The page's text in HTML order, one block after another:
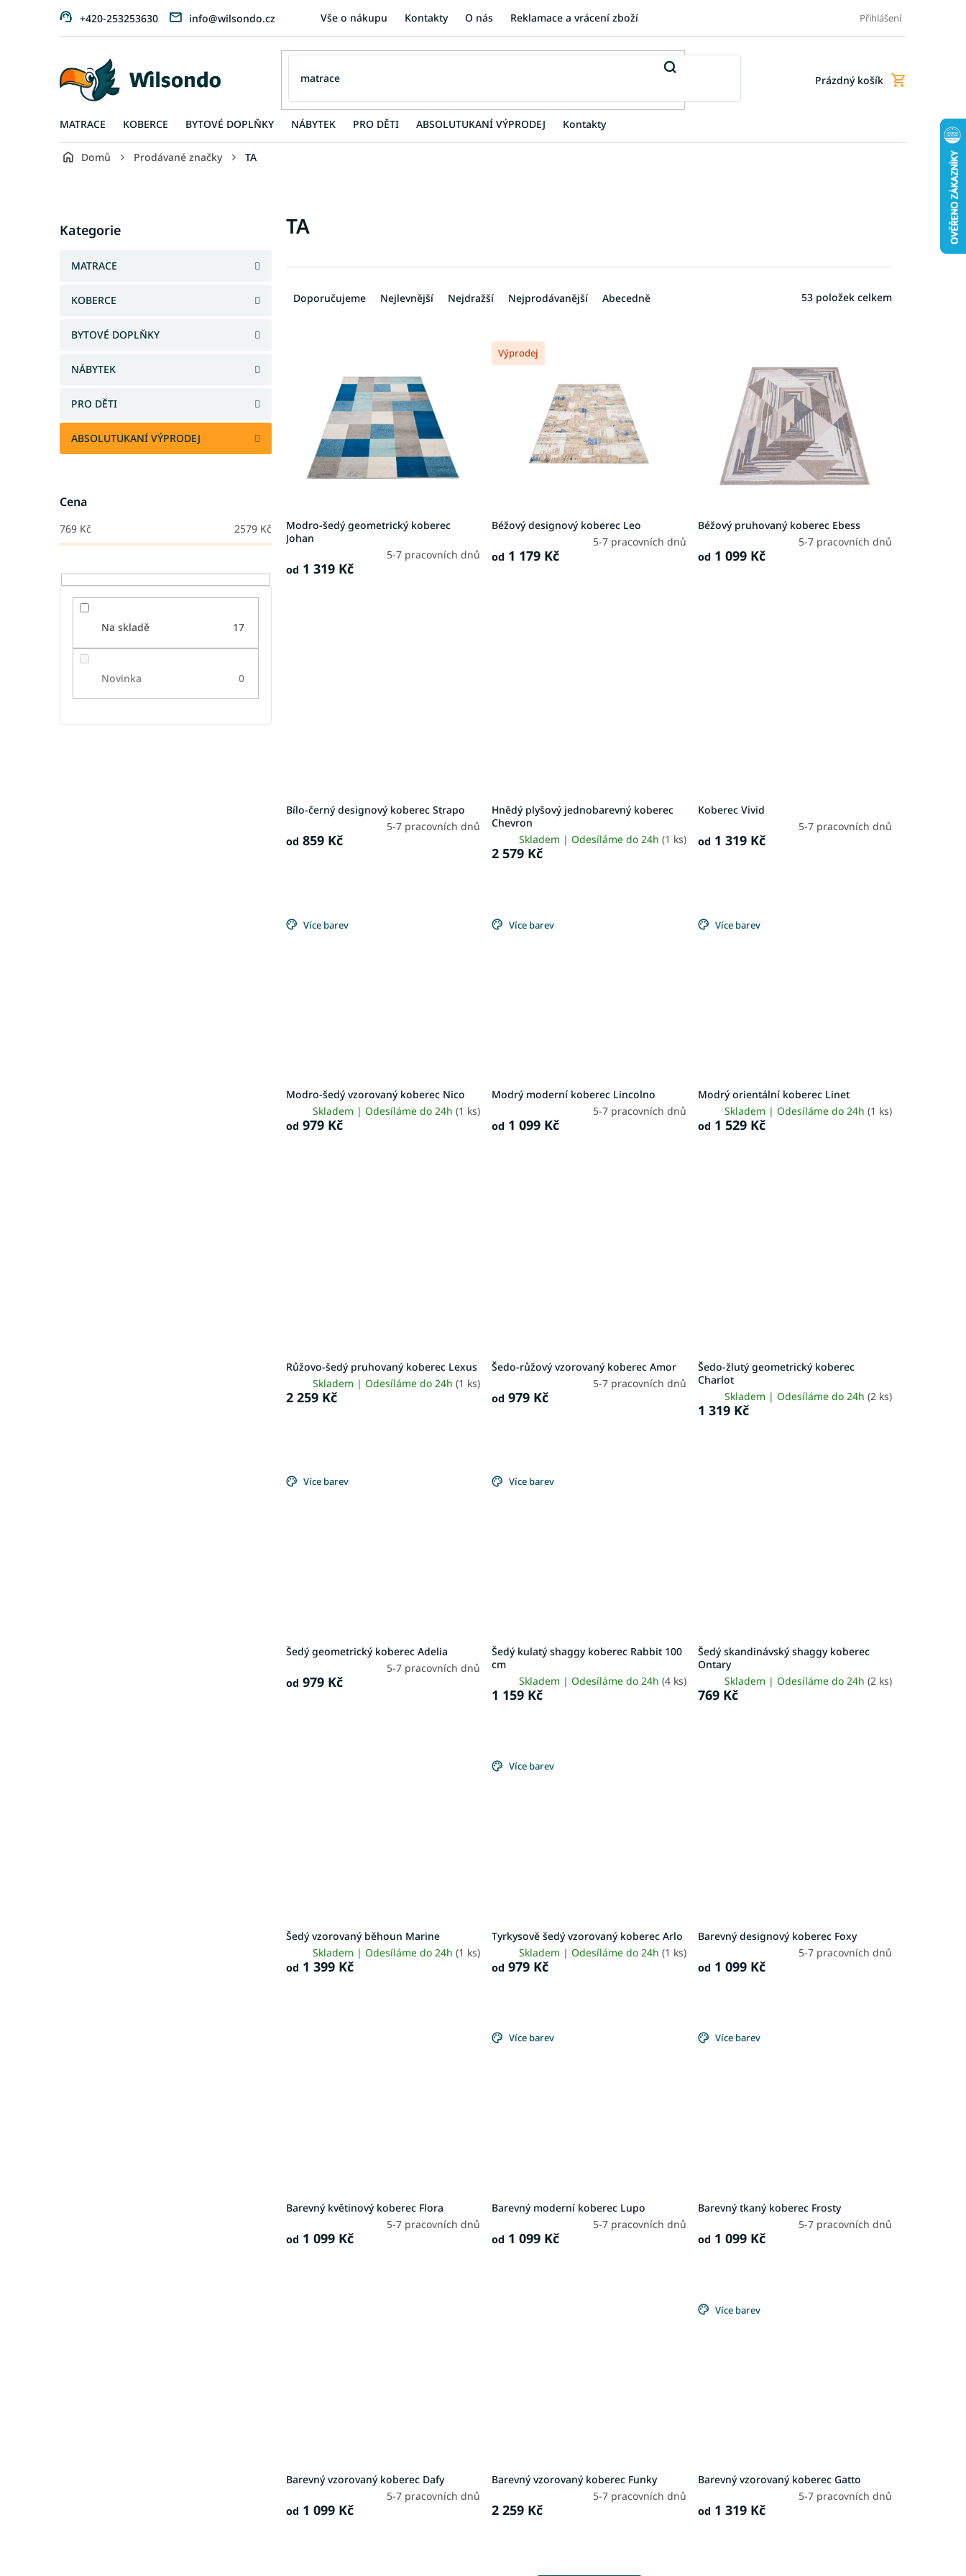
+420-253253630 info@wilsondo.cz Vše o nákupu Kontakty O nás Reklamace a vrácení zboží Obchodní podmínky
Přihlášení
Nákupní
Prázdný košík
MATRACE KOBERCE BYTOVÉ DOPLŇKY NÁBYTEK PRO DĚTI ABSOLUTUKANÍ VÝPRODEJ Kontakty
Domů Prodávané značky TA
t
r
kategorie
Kategorie
MATRACE
KOBERCE
BYTOVÉ DOPLŇKY
NÁBYTEK
PRO DĚTI
ABSOLUTUKANÍ VÝPRODEJ
Cena
769 Kč 2579 Kč
Na skladě 17
Novinka 0
TA
Doporučujeme Nejlevnější Nejdražší Nejprodávanější Abecedně 53 položek celkem
ů
Modro-šedý geometrický koberec
Johan
5-7 pracovních dnů
od 1 319 Kč
Výprodej
Béžový designový koberec Leo
5-7 pracovních dnů
od 1 179 Kč
Béžový pruhovaný koberec Ebess
5-7 pracovních dnů
od 1 099 Kč
Bílo-černý designový koberec Strapo
5-7 pracovních dnů
od 859 Kč
Hnědý plyšový jednobarevný koberec
Chevron
Skladem | Odesíláme do 24h (1 ks)
2 579 Kč
Koberec Vivid
5-7 pracovních dnů
od 1 319 Kč
Více barev
Modro-šedý vzorovaný koberec Nico
Skladem | Odesíláme do 24h(1 ks)
od 979 Kč
Více barev
Modrý moderní koberec Lincolno
5-7 pracovních dnů
od 1 099 Kč
Více barev
Modrý orientální koberec Linet
Skladem | Odesíláme do 24h (1 ks)
od 1 529 Kč
Růžovo-šedý pruhovaný koberec Lexus
Skladem | Odesíláme do 24h(1 ks)
2 259 Kč
Šedo-růžový vzorovaný koberec Amor
5-7 pracovních dnů
od 979 Kč
Šedo-žlutý geometrický koberec
Charlot
Skladem | Odesíláme do 24h (2 ks)
1 319 Kč
Více barev
Šedý geometrický koberec Adelia
5-7 pracovních dnů
od 979 Kč
Více barev
Šedý kulatý shaggy koberec Rabbit 100
cm
Skladem | Odesíláme do 24h (4 ks)
1 159 Kč
Šedý skandinávský shaggy koberec
Ontary
Skladem | Odesíláme do 24h (2 ks)
769 Kč
Šedý vzorovaný běhoun Marine
Skladem | Odesíláme do 24h(1 ks)
od 1 399 Kč
Více barev
Tyrkysově šedý vzorovaný koberec Arlo
Skladem | Odesíláme do 24h (1 ks)
od 979 Kč
Barevný designový koberec Foxy
5-7 pracovních dnů
od 1 099 Kč
Barevný květinový koberec Flora
5-7 pracovních dnů
od 1 099 Kč
Více barev
Barevný moderní koberec Lupo
5-7 pracovních dnů
od 1 099 Kč
Více barev
Barevný tkaný koberec Frosty
5-7 pracovních dnů
od 1 099 Kč
Barevný vzorovaný koberec Dafy
5-7 pracovních dnů
od 1 099 Kč
Barevný vzorovaný koberec Funky
5-7 pracovních dnů
2 259 Kč
Více barev
Barevný vzorovaný koberec Gatto
5-7 pracovních dnů
od 1 319 Kč